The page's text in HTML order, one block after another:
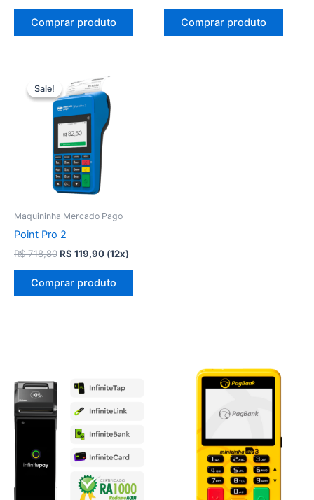
era:
atual
é:
Comprar produto
era:
atual
é:
Comprar produto
Sale!
Sale!
Maquininha Mercado Pago
Point Pro 2
R$718,80O
era:
R$ 119,90O
atual
é:
(12x)
Comprar produto